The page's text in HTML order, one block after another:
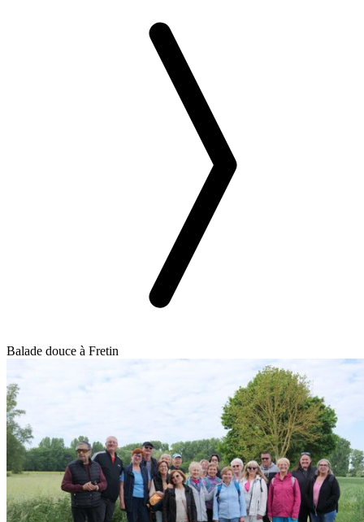
Balade douce à Fretin